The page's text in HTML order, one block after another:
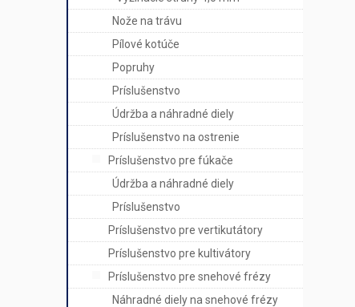
Nože na trávu
Pílové kotúče
Popruhy
Príslušenstvo
Údržba a náhradné diely
Príslušenstvo na ostrenie
Príslušenstvo pre fúkače
Údržba a náhradné diely
Príslušenstvo
Príslušenstvo pre vertikutátory
Príslušenstvo pre kultivátory
Príslušenstvo pre snehové frézy
Náhradné diely na snehové frézy